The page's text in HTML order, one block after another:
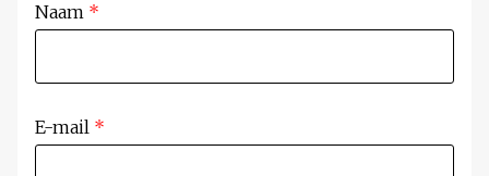
Naam *
E-mail *